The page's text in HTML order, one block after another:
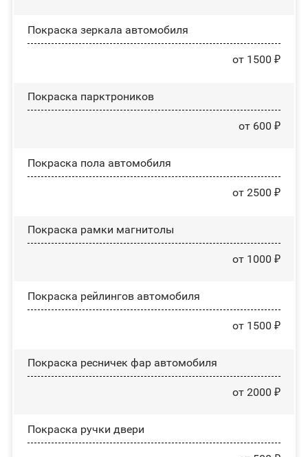
Покраска зеркала автомобиля
от 1500 ₽
Покраска парктроников
от 600 ₽
Покраска пола автомобиля
от 2500 ₽
Покраска рамки магнитолы
от 1000 ₽
Покраска рейлингов автомобиля
от 1500 ₽
Покраска ресничек фар автомобиля
от 2000 ₽
Покраска ручки двери